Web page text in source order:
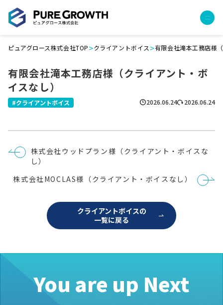
経営コンサルティング
広告運用代行
成功報酬型コストダウン
土地・顧客管理システム
事例
クライアントボイス
お役立ち情報
ピュアグロース株式会社TOP>クライアントボイス >有限会社滝本工務店様
有限会社滝本工務店様（クライアント・ボ
イスなし）
2026.06.24 2026.06.24
クライアントボイス
投
稿
ビ
ゲ
株式会社ウッドプラン様（クライアント・ボイスな
し）
株式会社MOCLAS様（クライアント・ボイスなし）
クライアントボイスの
一覧に戻る
You are up Next